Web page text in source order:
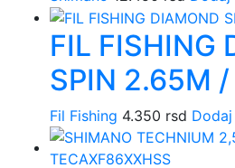
FIL FISHING
SPIN 2.65M
Fil Fishing 4.350 rsd